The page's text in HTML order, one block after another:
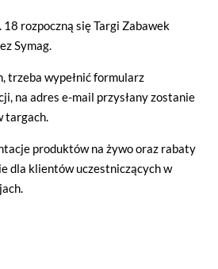
rozpoczną się Targi Zabawek
Symag.
trzeba wypełnić formularz
na adres e-mail przysłany zostanie
targach.
produktów na żywo oraz rabaty
dla klientów uczestniczących w